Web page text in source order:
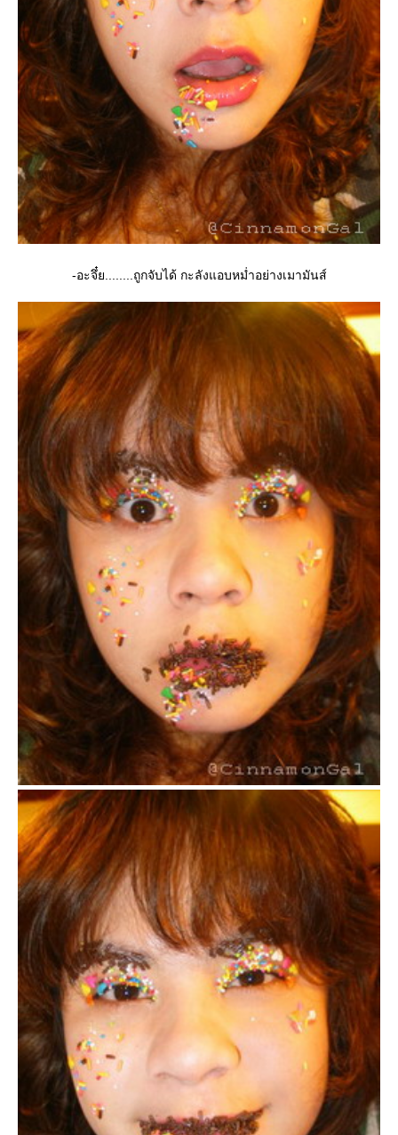
-อะจึ๋ย........ถูกจับได้ กะลังแอบหม่ำอย่างเมามันส์